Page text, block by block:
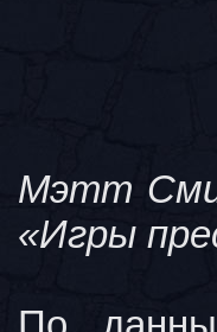
Мэтт
«Игры